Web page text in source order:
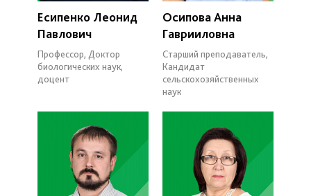
Есипенко Леонид
Павлович
Профессор, Доктор
биологических наук,
доцент
Осипова Анна
Гаврииловна
Старший преподаватель,
Кандидат
сельскохозяйственных
наук